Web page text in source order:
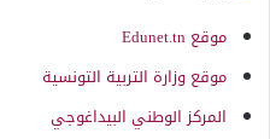
موقع Edunet.tn
موقع وزارة التربية التونسية
المركز الوطني البيداغوجي